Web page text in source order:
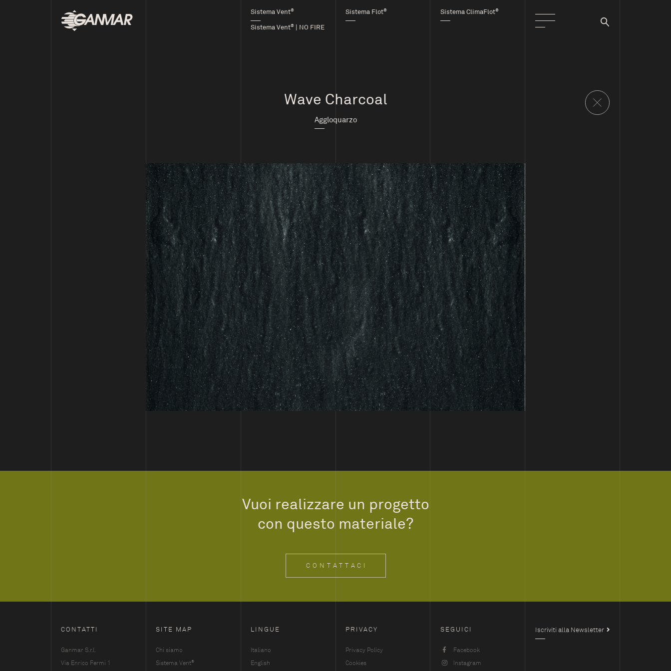
Sistema Vent®
Sistema Vent® | NO FIRE
Sistema Flot® Sistema ClimaFlot®
Wave Charcoal
Aggloquarzo
Vuoi realizzare un progetto
con questo materiale?
CONTATTACI
CONTATTI
Ganmar S.r.l.
Via Enrico Fermi 1
SITE MAP
Chi siamo
Sistema Vent®
LINGUE
Italiano
English
PRIVACY
Privacy Policy
Cookies
SEGUICI
Facebook
Instagram
Iscriviti alla Newsletter